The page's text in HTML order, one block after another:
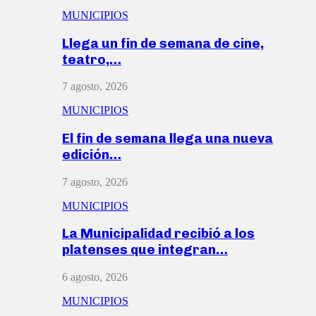
MUNICIPIOS
Llega un fin de semana de cine,
teatro,…
7 agosto, 2026
MUNICIPIOS
El fin de semana llega una nueva
edición…
7 agosto, 2026
MUNICIPIOS
La Municipalidad recibió a los
platenses que integran…
6 agosto, 2026
MUNICIPIOS